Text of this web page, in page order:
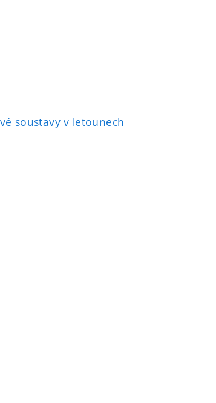
soustavy v letounech